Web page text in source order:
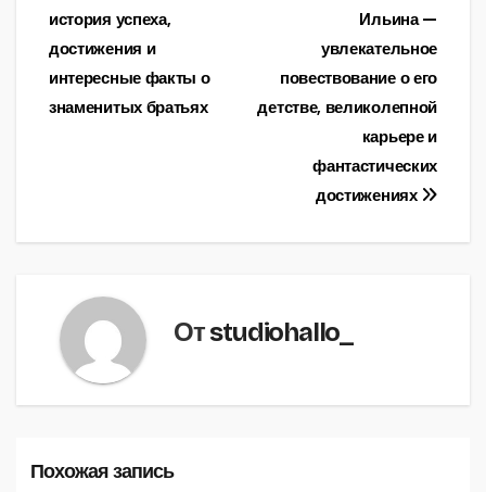
по
записям
Ильина —
увлекательное
повествование о его
детстве, великолепной
карьере и
фантастических
достижениях
история успеха,
достижения и
интересные факты о
знаменитых братьях
Отstudiohallo_
Похожая запись